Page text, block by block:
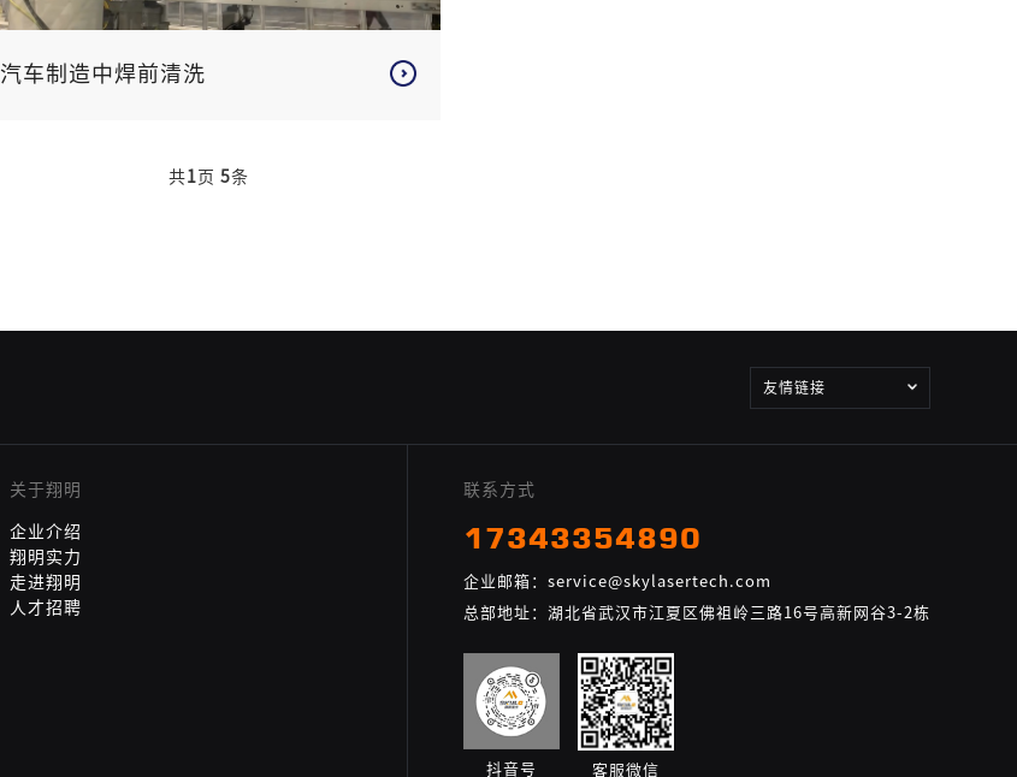
汽车制造中焊前清洗
共1 页 5条
友情链接
关于翔明
企业介绍
翔明实力
走进翔明
人才招聘
联系方式
17343354890
企业邮箱：service@skylasertech.com
总部地址：湖北省武汉市江夏区佛祖岭三路16号高新网谷3-2栋
抖音号 客服微信